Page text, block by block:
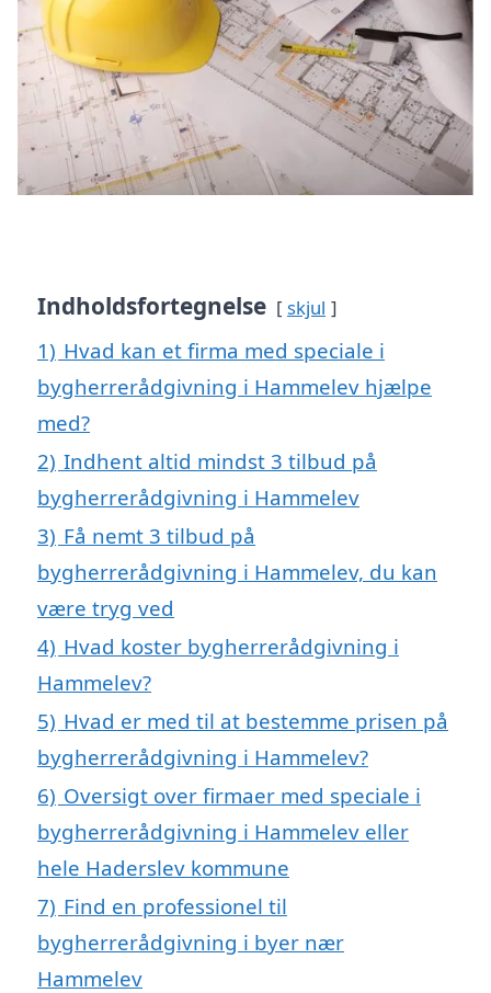
Indholdsfortegnelse skjul
1) Hvad kan et firma med speciale i
bygherrerådgivning i Hammelev hjælpe
med?
2) Indhent altid mindst 3 tilbud på
bygherrerådgivning i Hammelev
3) Få nemt 3 tilbud på
bygherrerådgivning i Hammelev, du kan
være tryg ved
4) Hvad koster bygherrerådgivning i
Hammelev?
5) Hvad er med til at bestemme prisen på
bygherrerådgivning i Hammelev?
6) Oversigt over firmaer med speciale i
bygherrerådgivning i Hammelev eller
hele Haderslev kommune
7) Find en professionel til
bygherrerådgivning i byer nær
Hammelev